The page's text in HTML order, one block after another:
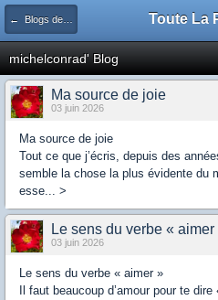
← Blogs de la communauté Toute La
michelconrad' Blog
Ma source de joie
03 juin 2026
Ma source de joie
Tout ce que j’écris, depuis des
semble la chose la plus évidente du
esse... >
Le sens du verbe « aimer
03 juin 2026
Le sens du verbe « aimer »
Il faut beaucoup d’amour pour te